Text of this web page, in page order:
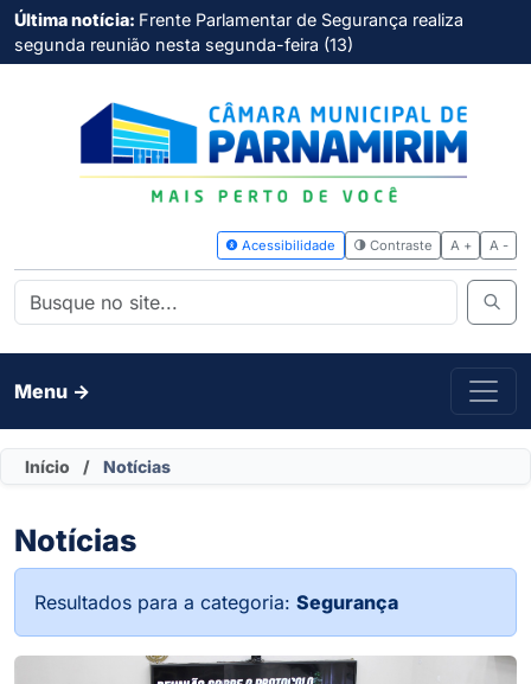
Última notícia: Frente Parlamentar de Segurança realiza
segunda reunião nesta segunda-feira (13)
Menu ->
Início / Notícias
Notícias
Resultados para a categoria: Segurança